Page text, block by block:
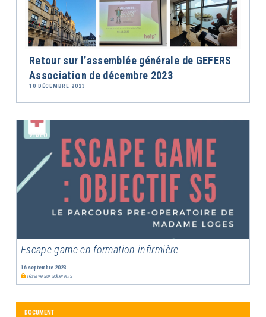
Retour sur l’assemblée générale de GEFERS
Association de décembre 2023
10 DÉCEMBRE 2023
VIDÉO
Escape game en formation infirmière
16 septembre 2023
réservé aux adhérents
DOCUMENT